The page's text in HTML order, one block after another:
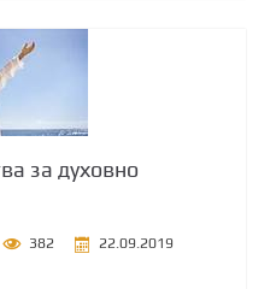
за духовно
382 22.09.2019